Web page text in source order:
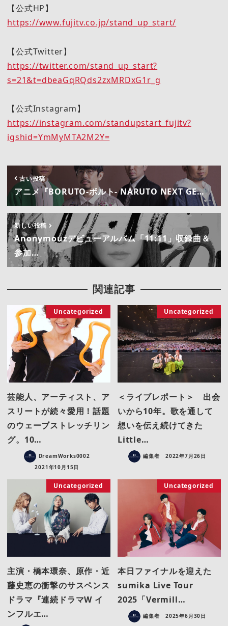
【公式HP】
https://www.fujitv.co.jp/stand_up_start/
【公式Twitter】
https://twitter.com/stand_up_start?
s=21&t=dbeaGqRQds2zxMRDxG1r_g
【公式Instagram】
https://instagram.com/standupstart_fujitv?
igshid=YmMyMTA2M2Y=
古い投稿
アニメ『BORUTO-ボルト- NARUTO NEXT GE…
新しい投稿
Anonymouzデビューアルバム「11:11」収録曲＆
参加…
関連記事
Uncategorized
芸能人、アーティスト、ア
スリートが続々愛用！話題
のウェーブストレッチリン
グ。10…
DreamWorks0002
2021年10月15日
Uncategorized
＜ライブレポート＞ 出会
いから10年。歌を通して
想いを伝え続けてきた
Little…
編集者 2022年7月26日
Uncategorized
主演・橋本環奈、原作・近
藤史恵の衝撃のサスペンス
ドラマ『連続ドラマW イ
ンフルエ…
Uncategorized
本日ファイナルを迎えた
sumika Live Tour
2025「Vermill…
編集者 2025年6月30日